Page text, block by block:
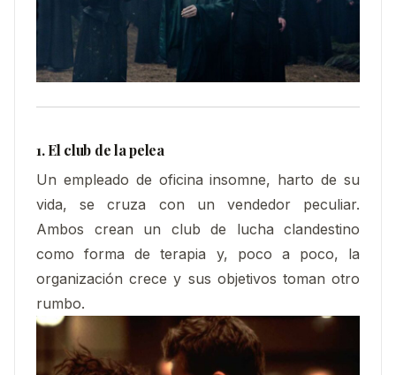
1. El club de la pelea
Un empleado de oficina insomne, harto de su
vida, se cruza con un vendedor peculiar.
Ambos crean un club de lucha clandestino
como forma de terapia y, poco a poco, la
organización crece y sus objetivos toman otro
rumbo.